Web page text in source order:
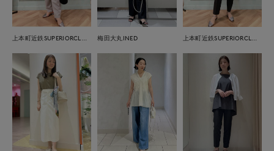
梅田大丸INED